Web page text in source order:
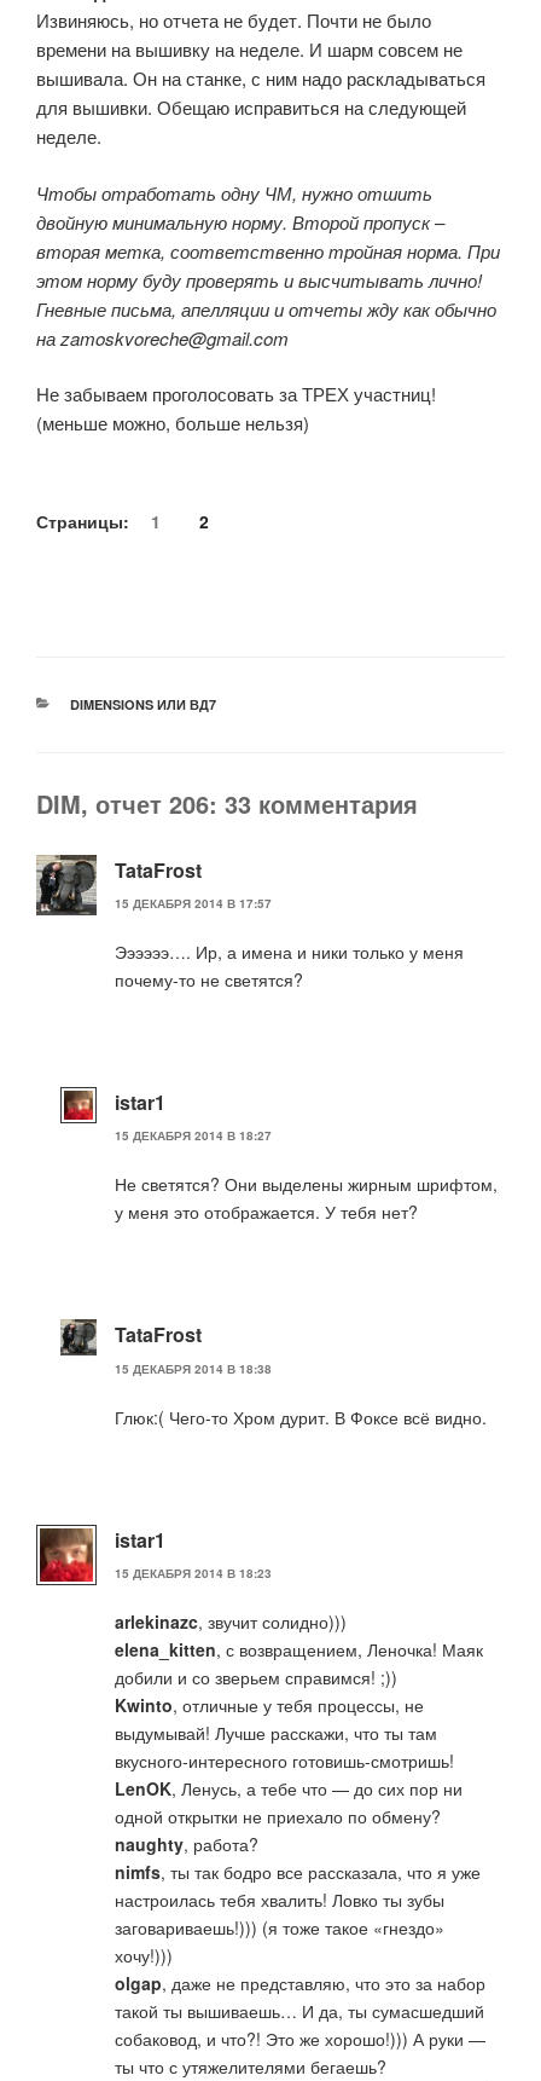
Извиняюсь, но отчета не будет. Почти не было
времени на вышивку на неделе. И шарм совсем не
вышивала. Он на станке, с ним надо раскладываться
для вышивки. Обещаю исправиться на следующей
неделе.
Чтобы отработать одну ЧМ, нужно отшить
двойную минимальную норму. Второй пропуск –
вторая метка, соответственно тройная норма. При
этом норму буду проверять и высчитывать лично!
Гневные письма, апелляции и отчеты жду как обычно
на zamoskvoreche@gmail.com
Не забываем проголосовать за ТРЕХ участниц!
(меньше можно, больше нельзя)
Страницы: 1 2
РУБРИКИ
DIMENSIONS ИЛИ ВД7
DIM, отчет 206: 33 комментария
TataFrost
15 ДЕКАБРЯ 2014 В 17:57
Ээээээ…. Ир, а имена и ники только у меня
почему-то не светятся?
istar1
15 ДЕКАБРЯ 2014 В 18:27
Не светятся? Они выделены жирным шрифтом,
у меня это отображается. У тебя нет?
TataFrost
15 ДЕКАБРЯ 2014 В 18:38
Глюк:( Чего-то Хром дурит. В Фоксе всё видно.
istar1
15 ДЕКАБРЯ 2014 В 18:23
arlekinazc, звучит солидно)))
elena_kitten, с возвращением, Леночка! Маяк
добили и со зверьем справимся! ;))
Kwinto, отличные у тебя процессы, не
выдумывай! Лучше расскажи, что ты там
вкусного-интересного готовишь-смотришь!
LenOK, Ленусь, а тебе что — до сих пор ни
одной открытки не приехало по обмену?
naughty, работа?
nimfs, ты так бодро все рассказала, что я уже
настроилась тебя хвалить! Ловко ты зубы
заговариваешь!))) (я тоже такое «гнездо»
хочу!)))
olgap, даже не представляю, что это за набор
такой ты вышиваешь… И да, ты сумасшедший
собаковод, и что?! Это же хорошо!))) А руки —
ты что с утяжелителями бегаешь?